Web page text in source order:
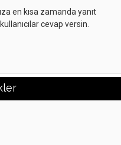
en kısa zamanda yanıt
cevap versin.